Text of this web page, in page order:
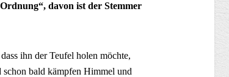
davon ist der Stemmer
ihn der Teufel holen möchte,
schon bald kämpfen Himmel und